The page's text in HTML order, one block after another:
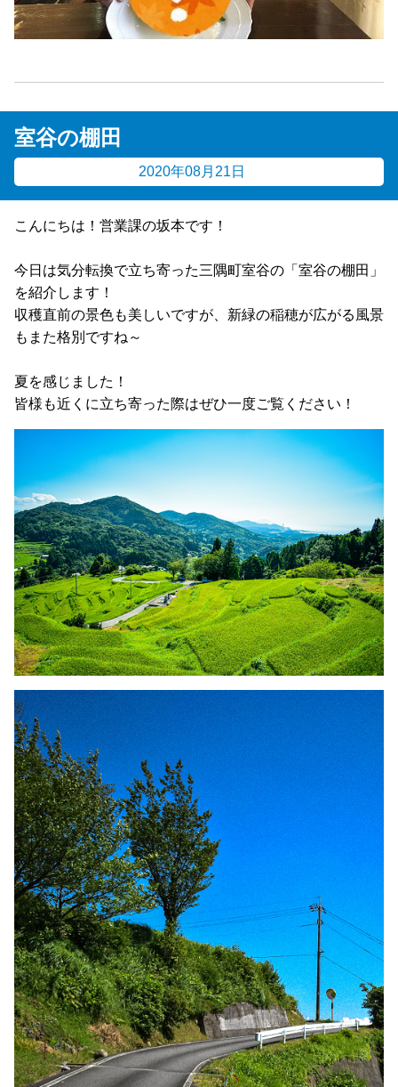
室谷の棚田
2020年08月21日
こんにちは！営業課の坂本です！
今日は気分転換で立ち寄った三隅町室谷の「室谷の棚田」
を紹介します！
収穫直前の景色も美しいですが、新緑の稲穂が広がる風景
もまた格別ですね～
夏を感じました！
皆様も近くに立ち寄った際はぜひ一度ご覧ください！